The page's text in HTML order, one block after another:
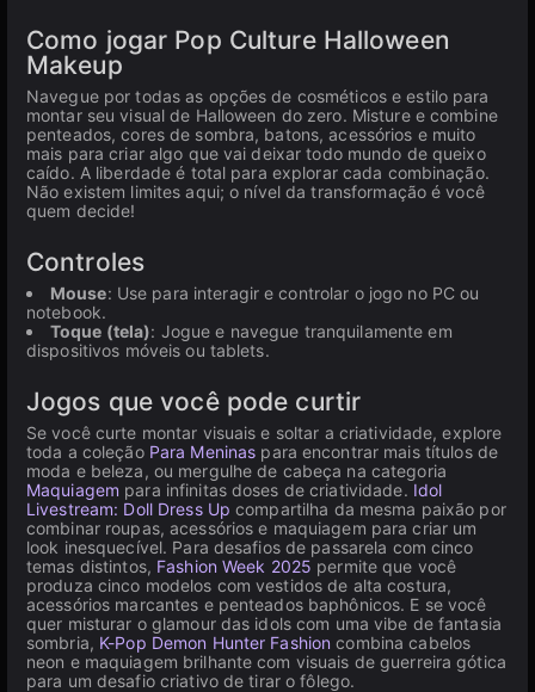
Como jogar Pop Culture Halloween
Makeup
Navegue por todas as opções de cosméticos e estilo para
montar seu visual de Halloween do zero. Misture e combine
penteados, cores de sombra, batons, acessórios e muito
mais para criar algo que vai deixar todo mundo de queixo
caído. A liberdade é total para explorar cada combinação.
Não existem limites aqui; o nível da transformação é você
quem decide!
Controles
Mouse: Use para interagir e controlar o jogo no PC ou
notebook.
Toque (tela): Jogue e navegue tranquilamente em
dispositivos móveis ou tablets.
Jogos que você pode curtir
Se você curte montar visuais e soltar a criatividade, explore
toda a coleção Para Meninas para encontrar mais títulos de
moda e beleza, ou mergulhe de cabeça na categoria
Maquiagem para infinitas doses de criatividade. Idol
Livestream: Doll Dress Up compartilha da mesma paixão por
combinar roupas, acessórios e maquiagem para criar um
look inesquecível. Para desafios de passarela com cinco
temas distintos, Fashion Week 2025 permite que você
produza cinco modelos com vestidos de alta costura,
acessórios marcantes e penteados baphônicos. E se você
quer misturar o glamour das idols com uma vibe de fantasia
sombria, K-Pop Demon Hunter Fashion combina cabelos
neon e maquiagem brilhante com visuais de guerreira gótica
para um desafio criativo de tirar o fôlego.